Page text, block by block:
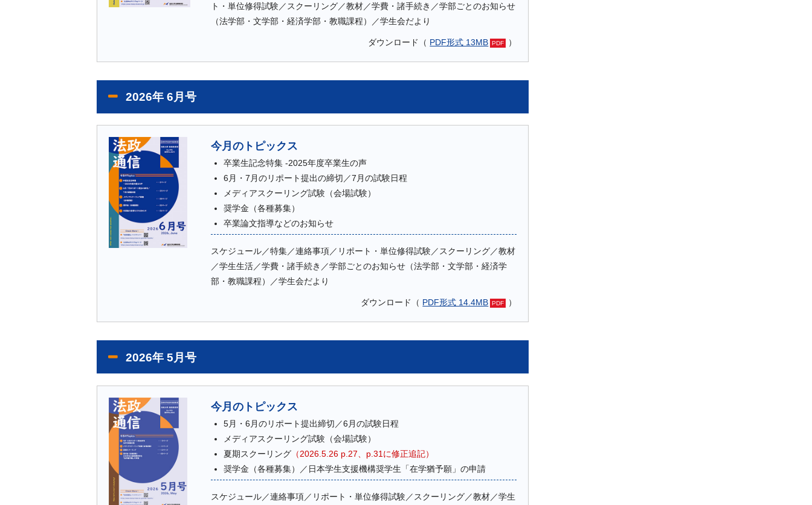
ト・単位修得試験／スクーリング／教材／学費・諸手続き／学部ごとのお知らせ
（法学部・文学部・経済学部・教職課程）／学生会だより
ダウンロード（ PDF形式 13MB ）
2026年 6月号
今月のトピックス
卒業生記念特集 ‐2025年度卒業生の声
6月・7月のリポート提出の締切／7月の試験日程
メディアスクーリング試験（会場試験）
奨学金（各種募集）
卒業論文指導などのお知らせ
スケジュール／特集／連絡事項／リポート・単位修得試験／スクーリング／教材
／学生生活／学費・諸手続き／学部ごとのお知らせ（法学部・文学部・経済学
部・教職課程）／学生会だより
ダウンロード（ PDF形式 14.4MB ）
2026年 5月号
今月のトピックス
5月・6月のリポート提出締切／6月の試験日程
メディアスクーリング試験（会場試験）
夏期スクーリング（2026.5.26 p.27、p.31に修正追記）
奨学金（各種募集）／日本学生支援機構奨学生「在学猶予願」の申請
スケジュール／連絡事項／リポート・単位修得試験／スクーリング／教材／学生